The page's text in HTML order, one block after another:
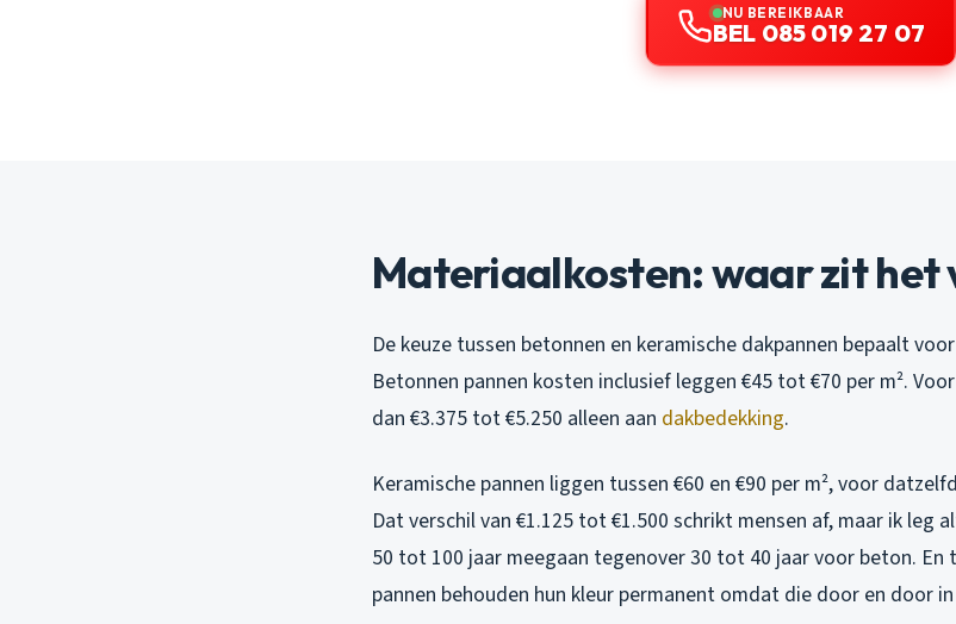
NU BEREIKBAAR
BEL 085 019 27 07
Materiaalkosten: waar zit het
De keuze tussen betonnen en keramische dakpannen bepaalt
Betonnen pannen kosten inclusief leggen €45 tot €70 per m².
dan €3.375 tot €5.250 alleen aan dakbedekking.
Keramische pannen liggen tussen €60 en €90 per m², voor
Dat verschil van €1.125 tot €1.500 schrikt mensen af, maar ik leg
50 tot 100 jaar meegaan tegenover 30 tot 40 jaar voor beton. En
pannen behouden hun kleur permanent omdat die door en door